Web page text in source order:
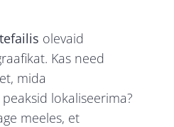
olevaid
Kas need
mida
lokaliseerima?
meeles, et